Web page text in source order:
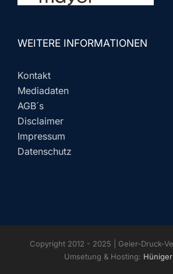
WEITERE INFORMATIONEN
Kontakt
Mediadaten
AGB´s
Disclaimer
Impressum
Datenschutz
Copyright 2012 - 2025 | Geier-Druck-
Umsetung & Hosting: